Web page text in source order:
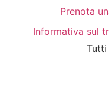
Prenota
Informativa sul